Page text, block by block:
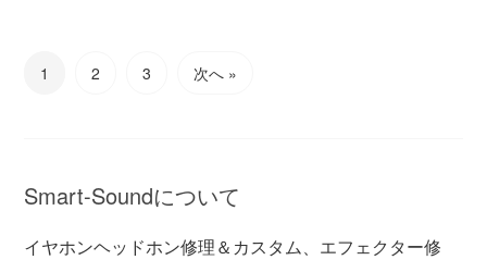
1 2 3 次へ »
Smart-Soundについて
イヤホンヘッドホン修理＆カスタム、エフェクター修